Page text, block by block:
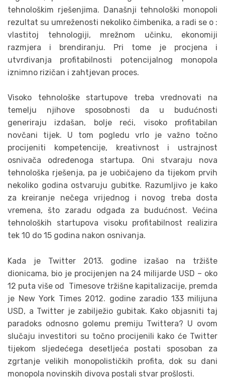
tehnološkim rješenjima. Današnji tehnološki monopoli
rezultat su umreženosti nekoliko čimbenika, a radi se o :
vlastitoj tehnologiji, mrežnom učinku, ekonomiji
razmjera i brendiranju. Pri tome je procjena i
utvrđivanja profitabilnosti potencijalnog monopola
iznimno rizičan i zahtjevan proces.
Visoko tehnološke startupove treba vrednovati na
temelju njihove sposobnosti da u budućnosti
generiraju izdašan, bolje reći, visoko profitabilan
novčani tijek. U tom pogledu vrlo je važno točno
procijeniti kompetencije, kreativnost i ustrajnost
osnivača određenoga startupa. Oni stvaraju nova
tehnološka rješenja, pa je uobičajeno da tijekom prvih
nekoliko godina ostvaruju gubitke. Razumljivo je kako
za kreiranje nečega vrijednog i novog treba dosta
vremena, što zaradu odgađa za budućnost. Većina
tehnoloških startupova visoku profitabilnost realizira
tek 10 do 15 godina nakon osnivanja.
Kada je Twitter 2013. godine izašao na tržište
dionicama, bio je procijenjen na 24 milijarde USD – oko
12 puta više od Timesove tržišne kapitalizacije, premda
je New York Times 2012. godine zaradio 133 milijuna
USD, a Twitter je zabilježio gubitak. Kako objasniti taj
paradoks odnosno golemu premiju Twittera? U ovom
slučaju investitori su točno procijenili kako će Twitter
tijekom sljedećega desetljeća postati sposoban za
zgrtanje velikih monopolističkih profita, dok su dani
monopola novinskih divova postali stvar prošlosti.